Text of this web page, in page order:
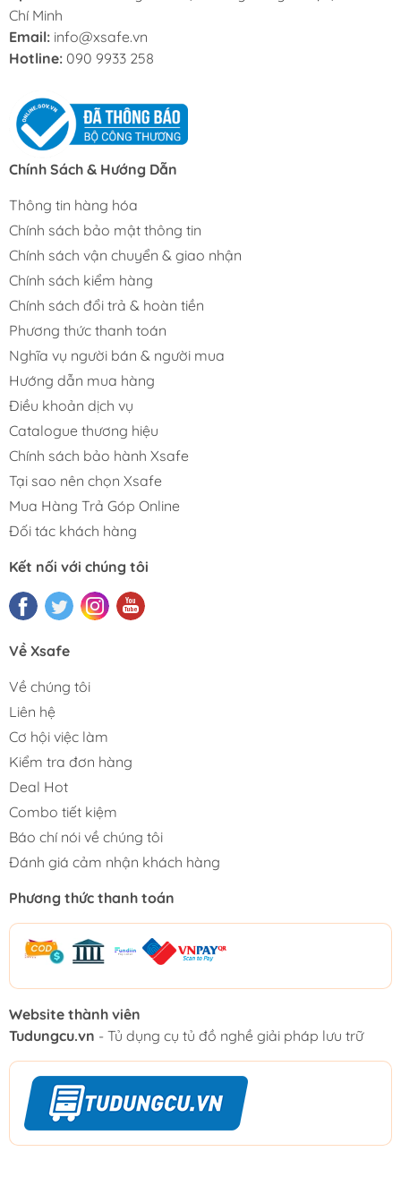
Chí Minh
Email: info@xsafe.vn
Hotline: 090 9933 258
Chính Sách & Hướng Dẫn
Thông tin hàng hóa
Chính sách bảo mật thông tin
Chính sách vận chuyển & giao nhận
Chính sách kiểm hàng
Chính sách đổi trả & hoàn tiền
Phương thức thanh toán
Nghĩa vụ người bán & người mua
Hướng dẫn mua hàng
Điều khoản dịch vụ
Catalogue thương hiệu
Chính sách bảo hành Xsafe
Tại sao nên chọn Xsafe
Mua Hàng Trả Góp Online
Đối tác khách hàng
Kết nối với chúng tôi
Về Xsafe
Về chúng tôi
Liên hệ
Cơ hội việc làm
Kiểm tra đơn hàng
Deal Hot
Combo tiết kiệm
Báo chí nói về chúng tôi
Đánh giá cảm nhận khách hàng
Phương thức thanh toán
Website thành viên
Tudungcu.vn - Tủ dụng cụ tủ đồ nghề giải pháp lưu trữ